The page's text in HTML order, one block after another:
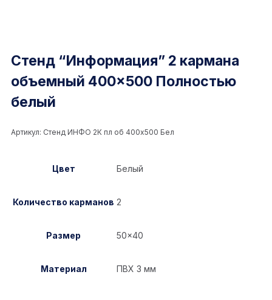
Стенд “Информация” 2 кармана
объемный 400×500 Полностью
белый
Артикул: Стенд ИНФО 2К пл об 400x500 Бел
Цвет Белый
Количество карманов 2
Размер 50×40
Материал ПВХ 3 мм